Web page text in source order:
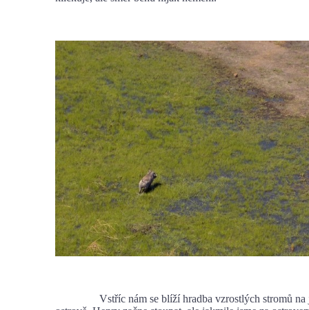
Vstříc nám se blíží hradba vzrostlých stromů na